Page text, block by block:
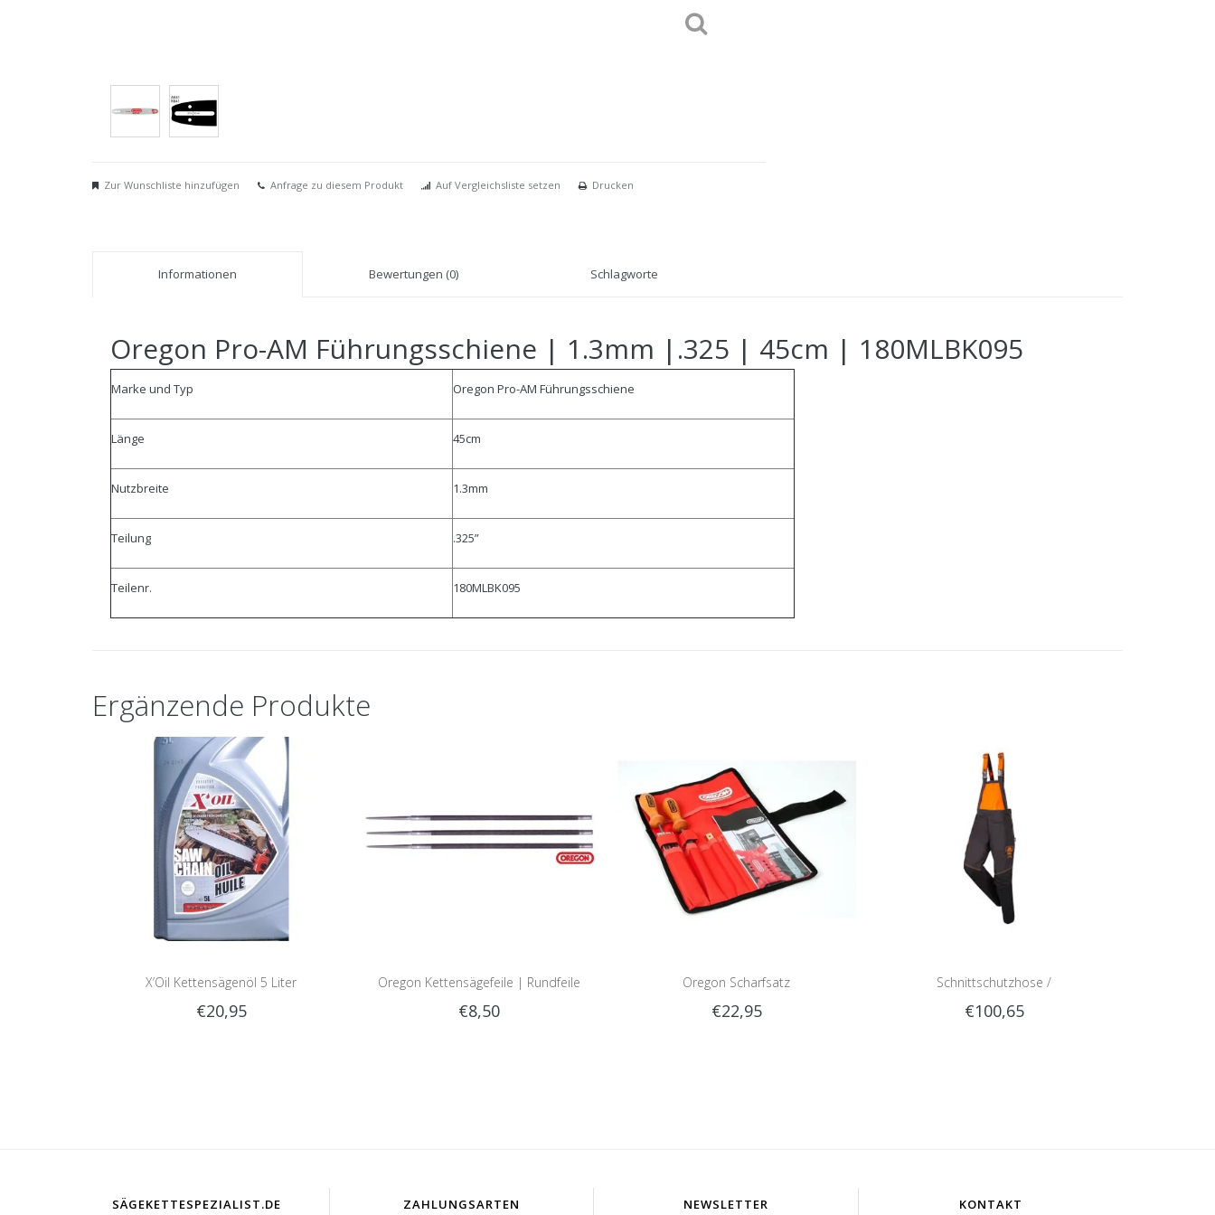
Zur Wunschliste hinzufügen Anfrage zu diesem Produkt Auf Vergleichsliste setzen Drucken
Informationen Bewertungen (0) Schlagworte
Oregon Pro-AM Führungsschiene | 1.3mm |.325 | 45cm | 180MLBK095
Marke und Typ Oregon Pro-AM Führungsschiene
Länge 45cm
Nutzbreite 1.3mm
Teilung .325”
Teilenr. 180MLBK095
Ergänzende Produkte
X’Oil Kettensägenöl 5 Liter
€20,95
Oregon Kettensägefeile | Rundfeile
€8,50
Oregon Scharfsatz
€22,95
Schnittschutzhose /
Schnittschutzlatzhose Sip 1RG1 |
€100,65
SÄGEKETTESPEZIALIST.DE ZAHLUNGSARTEN NEWSLETTER KONTAKT